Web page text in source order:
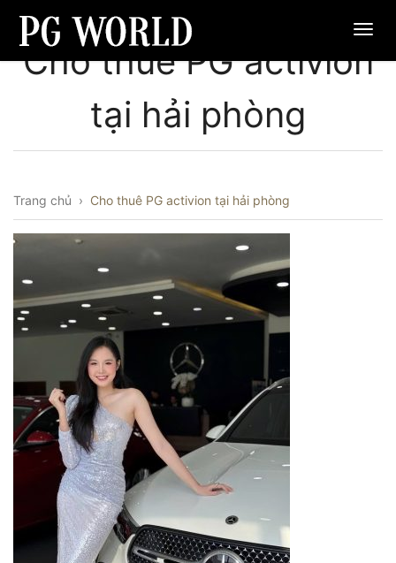
Cho thuê PG activion
tại hải phòng
Trang chủ › Cho thuê PG activion tại hải phòng